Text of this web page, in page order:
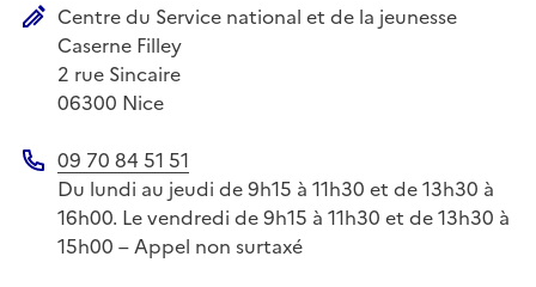
Adresse postale
Centre du Service national et de la jeunesse
Caserne Filley
2 rue Sincaire
06300 Nice
Téléphone
09 70 84 51 51
Du lundi au jeudi de 9h15 à 11h30 et de 13h30 à
16h00. Le vendredi de 9h15 à 11h30 et de 13h30 à
15h00 – Appel non surtaxé